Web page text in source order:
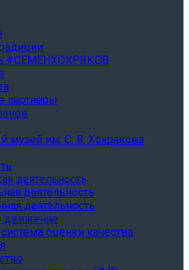
#СЕМЕНХОХРЯКОВ
партнеры
музей им. С. В. Хохрякова
деятельность
деятельность
деятельность
движение
оценки качества